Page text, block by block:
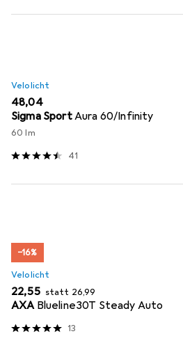
Velolicht
EUR
48,04
Sigma SportAura 60/Infinity
60 lm
41
−16%
Velolicht
EUR
22,55 statt EUR
26,99
AXA Blueline30T Steady Auto
13